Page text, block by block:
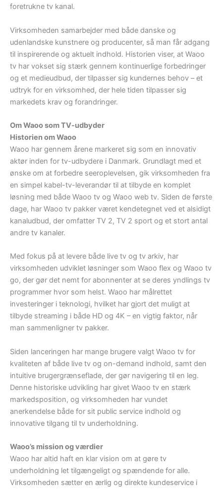
foretrukne tv kanal.
Virksomheden samarbejder med både danske og
udenlandske kunstnere og producenter, så man får adgang
til inspirerende og aktuelt indhold. Historien viser, at Waoo
tv har vokset sig stærk gennem kontinuerlige forbedringer
og et medieudbud, der tilpasser sig kundernes behov – et
udtryk for en virksomhed, der hele tiden tilpasser sig
markedets krav og forandringer.
Om Waoo som TV-udbyder
Historien om Waoo
Waoo har gennem årene markeret sig som en innovativ
aktør inden for tv-udbydere i Danmark. Grundlagt med et
ønske om at forbedre seeroplevelsen, gik virksomheden fra
en simpel kabel-tv-leverandør til at tilbyde en komplet
løsning med både Waoo tv og Waoo web tv. Siden de første
dage, har Waoo tv pakker været kendetegnet ved et alsidigt
kanaludbud, der omfatter TV 2, TV 2 sport og et stort antal
andre tv kanaler.
Med fokus på at levere både live tv og tv arkiv, har
virksomheden udviklet løsninger som Waoo flex og Waoo tv
go, der gør det nemt for abonnenter at se deres yndlings tv
programmer hvor som helst. Waoo har målrettet
investeringer i teknologi, hvilket har gjort det muligt at
tilbyde streaming i både HD og 4K – en vigtig faktor, når
man sammenligner tv pakker.
Siden lanceringen har mange brugere valgt Waoo tv for
kvaliteten af både live tv og on-demand indhold, samt den
intuitive brugergrænseflade, der gør navigering til en leg.
Denne historiske udvikling har givet Waoo tv en stærk
markedsposition, og virksomheden har vundet
anerkendelse både for sit public service indhold og
innovative tilgang til tv underholdning.
Waoo’s mission og værdier
Waoo har altid haft en klar vision om at gøre tv
underholdning let tilgængeligt og spændende for alle.
Virksomheden sætter en ærlig og direkte kundeservice i